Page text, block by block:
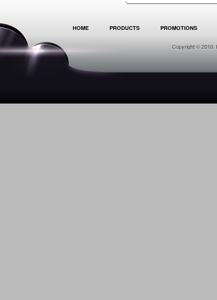
HOME PRODUCTS PROMOTIONS
Copyright © 2010.